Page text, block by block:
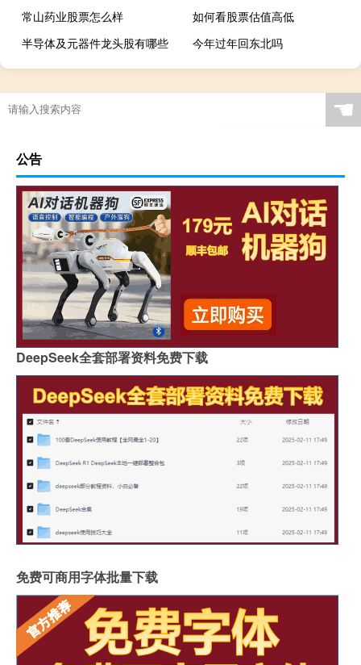
常山药业股票怎么样
如何看股票估值高低
半导体及元器件龙头股有哪些
今年过年回东北吗
☚
公告
DeepSeek全套部署资料免费下载
免费可商用字体批量下载